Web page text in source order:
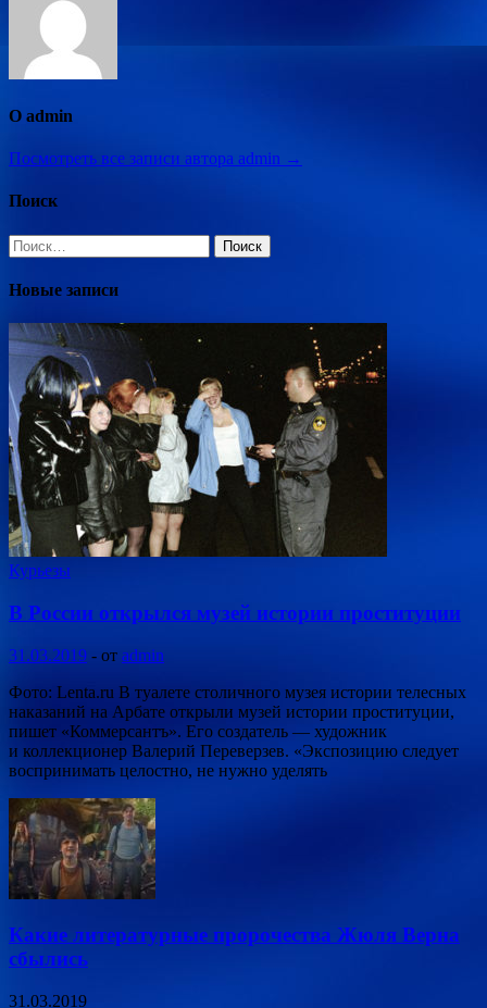
О admin
Посмотреть все записи автора admin →
Поиск
Найти:
Новые записи
Курьезы
В России открылся музей истории проституции
31.03.2019 - от admin
Фото: Lenta.ru В туалете столичного музея истории телесных
наказаний на Арбате открыли музей истории проституции,
пишет «Коммерсантъ». Его создатель — художник
и коллекционер Валерий Переверзев. «Экспозицию следует
воспринимать целостно, не нужно уделять
Какие литературные пророчества Жюля Верна
сбылись
31.03.2019